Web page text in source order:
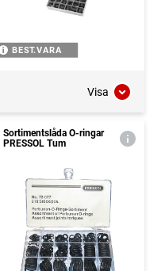
BEST.VARA
Visa
Sortimentslåda O-ringar
PRESSOL Tum